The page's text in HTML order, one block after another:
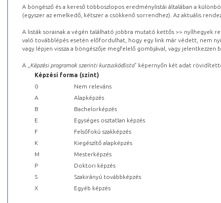
A böngésző és a kereső többoszlopos eredménylistái általában a
(egyszer az emelkedő, kétszer a csökkenő sorrendhez). Az aktuális
A listák sorainak a végén található jobbra mutató kettős >> nyílhegyek
való továbblépés esetén előfordulhat, hogy egy link már védett, nem
vagy lépjen vissza a böngészője megfelelő gombjával, vagy
A „ Képzési programok szerinti kurzuskódlista” képernyőn két adat
Képzési forma (szint)
0
Nem releváns
A
Alapképzés
B
Bachelorképzés
E
Egységes osztatlan képzés
F
Felsőfokú szakképzés
K
Kiegészítő alapképzés
M
Mesterképzés
P
Doktori képzés
S
Szakirányú továbbképzés
X
Egyéb képzés